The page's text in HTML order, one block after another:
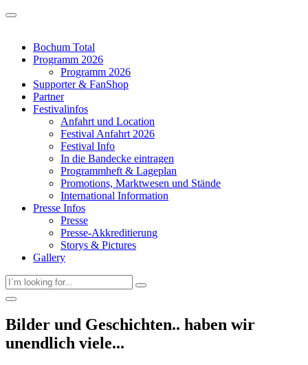
Bochum Total
Programm 2026
Programm 2026
Supporter & FanShop
Partner
Festivalinfos
Anfahrt und Location
Festival Anfahrt 2026
Festival Info
In die Bandecke eintragen
Programmheft & Lageplan
Promotions, Marktwesen und Stände
International Information
Presse Infos
Presse
Presse-Akkreditierung
Storys & Pictures
Gallery
Bilder und Geschichten.. haben wir
unendlich viele...